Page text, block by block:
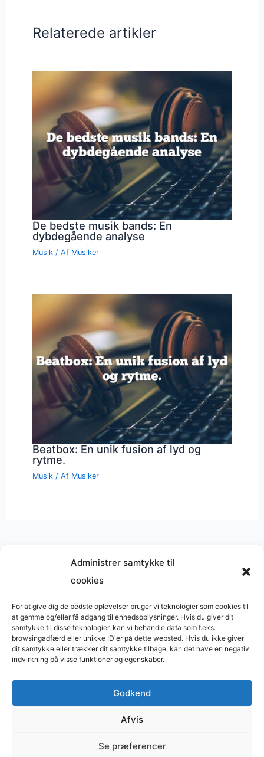
Administrer samtykke til
cookies
For at give dig de bedste oplevelser bruger vi teknologier som cookies til
at gemme og/eller få adgang til enhedsoplysninger. Hvis du giver dit
samtykke til disse teknologier, kan vi behandle data som f.eks.
browsingadfærd eller unikke ID'er på dette websted. Hvis du ikke giver
dit samtykke eller trækker dit samtykke tilbage, kan det have en negativ
indvirkning på visse funktioner og egenskaber.
Godkend
Afvis
Se præferencer
Relaterede artikler
De bedste musik bands: En
dybdegående analyse
Musik / Af Musiker
Beatbox: En unik fusion af lyd og
rytme.
Musik / Af Musiker
Musik på
Copyright © 2026 BasimWorld
Udviklet afWebbureau.dk
Bygget medWordPress
Restaurant
Restauranter
Tømrer